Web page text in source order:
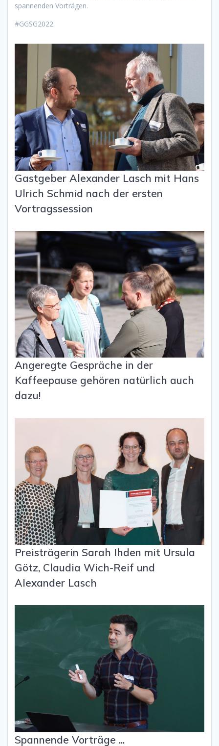
spannenden Vorträgen.
#GGSG2022
Gastgeber Alexander Lasch mit Hans
Ulrich Schmid nach der ersten
Vortragssession
Angeregte Gespräche in der
Kaffeepause gehören natürlich auch
dazu!
Preisträgerin Sarah Ihden mit Ursula
Götz, Claudia Wich-Reif und
Alexander Lasch
Spannende Vorträge ...